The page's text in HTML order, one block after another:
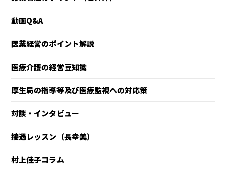
動画Q&A
医業経営のポイント解説
医療介護の経営豆知識
厚生局の指導等及び医療監視への対応策
対談・インタビュー
接遇レッスン（長幸美）
村上佳子コラム